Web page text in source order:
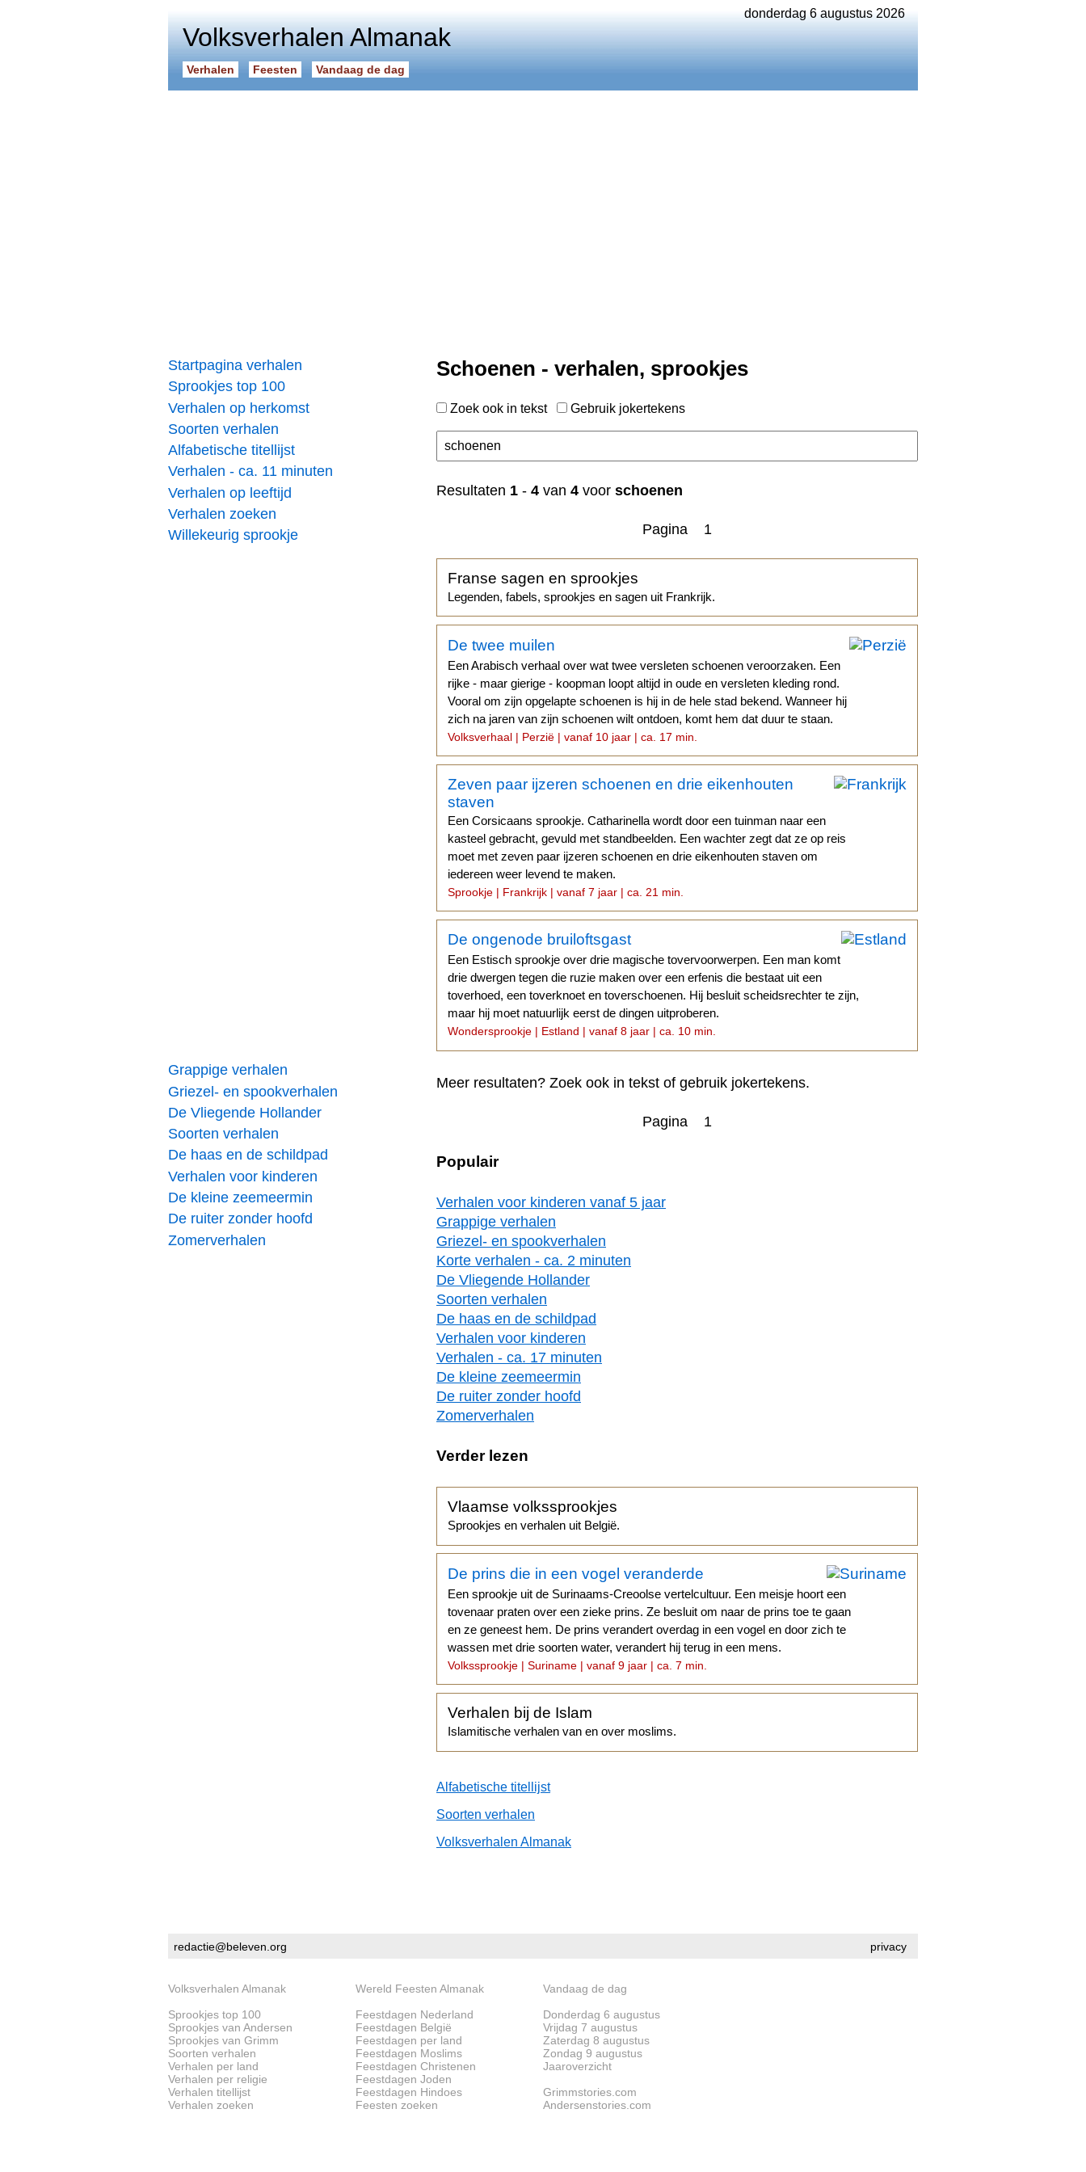
donderdag 6 augustus 2026
Volksverhalen Almanak
Verhalen Feesten Vandaag de dag
Startpagina verhalen
Sprookjes top 100
Verhalen op herkomst
Soorten verhalen
Alfabetische titellijst
Verhalen - ca. 11 minuten
Verhalen op leeftijd
Verhalen zoeken
Willekeurig sprookje
Grappige verhalen
Griezel- en spookverhalen
De Vliegende Hollander
Soorten verhalen
De haas en de schildpad
Verhalen voor kinderen
De kleine zeemeermin
De ruiter zonder hoofd
Zomerverhalen
Schoenen - verhalen, sprookjes
Zoek ook in tekst Gebruik jokertekens
Resultaten 1 - 4 van 4 voor schoenen
Pagina 1
Franse sagen en sprookjes
Legenden, fabels, sprookjes en sagen uit Frankrijk.
De twee muilen
Een Arabisch verhaal over wat twee versleten schoenen veroorzaken. Een
rijke - maar gierige - koopman loopt altijd in oude en versleten kleding rond.
Vooral om zijn opgelapte schoenen is hij in de hele stad bekend. Wanneer hij
zich na jaren van zijn schoenen wilt ontdoen, komt hem dat duur te staan.
Volksverhaal | Perzië | vanaf 10 jaar | ca. 17 min.
Zeven paar ijzeren schoenen en drie eikenhouten
staven
Een Corsicaans sprookje. Catharinella wordt door een tuinman naar een
kasteel gebracht, gevuld met standbeelden. Een wachter zegt dat ze op reis
moet met zeven paar ijzeren schoenen en drie eikenhouten staven om
iedereen weer levend te maken.
Sprookje | Frankrijk | vanaf 7 jaar | ca. 21 min.
De ongenode bruiloftsgast
Een Estisch sprookje over drie magische tovervoorwerpen. Een man komt
drie dwergen tegen die ruzie maken over een erfenis die bestaat uit een
toverhoed, een toverknoet en toverschoenen. Hij besluit scheidsrechter te zijn,
maar hij moet natuurlijk eerst de dingen uitproberen.
Wondersprookje | Estland | vanaf 8 jaar | ca. 10 min.
Meer resultaten? Zoek ook in tekst of gebruik jokertekens.
Pagina 1
Populair
Verhalen voor kinderen vanaf 5 jaar
Grappige verhalen
Griezel- en spookverhalen
Korte verhalen - ca. 2 minuten
De Vliegende Hollander
Soorten verhalen
De haas en de schildpad
Verhalen voor kinderen
Verhalen - ca. 17 minuten
De kleine zeemeermin
De ruiter zonder hoofd
Zomerverhalen
Verder lezen
Vlaamse volkssprookjes
Sprookjes en verhalen uit België.
De prins die in een vogel veranderde
Een sprookje uit de Surinaams-Creoolse vertelcultuur. Een meisje hoort een
tovenaar praten over een zieke prins. Ze besluit om naar de prins toe te gaan
en ze geneest hem. De prins verandert overdag in een vogel en door zich te
wassen met drie soorten water, verandert hij terug in een mens.
Volkssprookje | Suriname | vanaf 9 jaar | ca. 7 min.
Verhalen bij de Islam
Islamitische verhalen van en over moslims.
Alfabetische titellijst
Soorten verhalen
Volksverhalen Almanak
privacy
redactie@beleven.org
Volksverhalen Almanak
Sprookjes top 100
Sprookjes van Andersen
Sprookjes van Grimm
Soorten verhalen
Verhalen per land
Verhalen per religie
Verhalen titellijst
Verhalen zoeken
Wereld Feesten Almanak
Feestdagen Nederland
Feestdagen België
Feestdagen per land
Feestdagen Moslims
Feestdagen Christenen
Feestdagen Joden
Feestdagen Hindoes
Feesten zoeken
Vandaag de dag
Donderdag 6 augustus
Vrijdag 7 augustus
Zaterdag 8 augustus
Zondag 9 augustus
Jaaroverzicht
Grimmstories.com
Andersenstories.com